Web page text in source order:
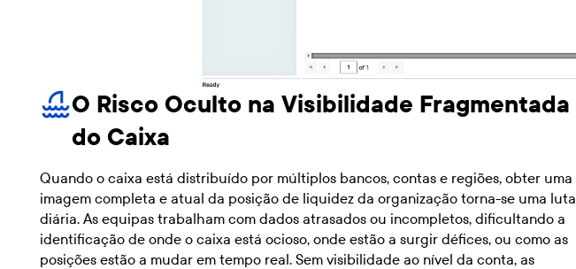
O Risco Oculto na Visibilidade Fragmentada
do Caixa
Quando o caixa está distribuído por múltiplos bancos, contas e regiões, obter uma
imagem completa e atual da posição de liquidez da organização torna-se uma luta
diária. As equipas trabalham com dados atrasados ou incompletos, dificultando a
identificação de onde o caixa está ocioso, onde estão a surgir défices, ou como as
posições estão a mudar em tempo real. Sem visibilidade ao nível da conta, as